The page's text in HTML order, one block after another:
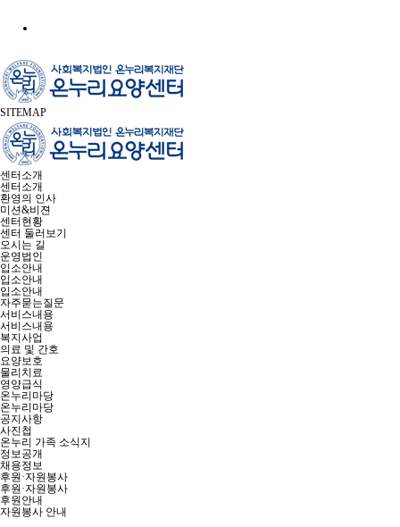
SITEMAP
센터소개
센터소개
환영의 인사
미션&비젼
센터현황
센터 둘러보기
오시는 길
운영법인
입소안내
입소안내
입소안내
자주묻는질문
서비스내용
서비스내용
복지사업
의료 및 간호
요양보호
물리치료
영양급식
온누리마당
온누리마당
공지사항
사진첩
온누리 가족 소식지
정보공개
채용정보
후원·자원봉사
후원·자원봉사
후원안내
자원봉사 안내